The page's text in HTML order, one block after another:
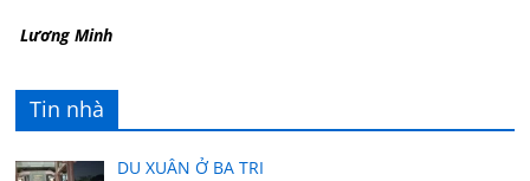
Lương Minh
Tin nhà
DU XUÂN Ở BA TRI